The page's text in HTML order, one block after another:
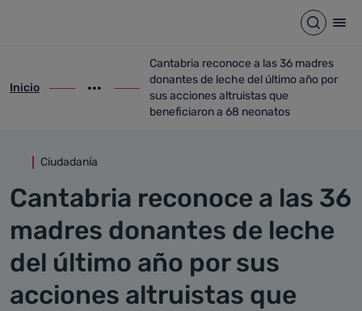
Abrir
ir-a inicio
Inicio
Mostrar opciones del camino de migas
ir-a Cantabria reconoce a las 36
Cantabria reconoce a las 36 madres
donantes de leche del último año por
sus acciones altruistas que
beneficiaron a 68 neonatos
Ciudadanía
Cantabria reconoce a las 36
madres donantes de leche
del último año por sus
acciones altruistas que